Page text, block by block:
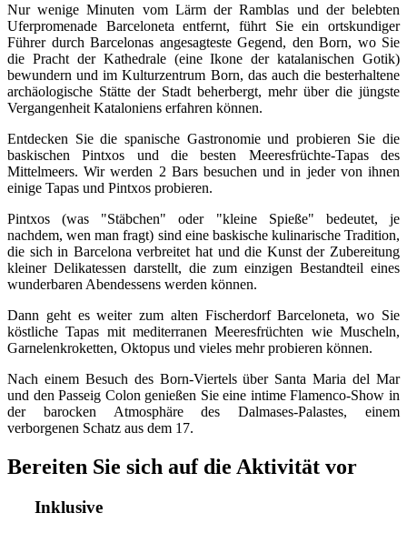
Nur wenige Minuten vom Lärm der Ramblas und der belebten
Uferpromenade Barceloneta entfernt, führt Sie ein ortskundiger
Führer durch Barcelonas angesagteste Gegend, den Born, wo Sie
die Pracht der Kathedrale (eine Ikone der katalanischen Gotik)
bewundern und im Kulturzentrum Born, das auch die besterhaltene
archäologische Stätte der Stadt beherbergt, mehr über die jüngste
Vergangenheit Kataloniens erfahren können.
Entdecken Sie die spanische Gastronomie und probieren Sie die
baskischen Pintxos und die besten Meeresfrüchte-Tapas des
Mittelmeers. Wir werden 2 Bars besuchen und in jeder von ihnen
einige Tapas und Pintxos probieren.
Pintxos (was "Stäbchen" oder "kleine Spieße" bedeutet, je
nachdem, wen man fragt) sind eine baskische kulinarische Tradition,
die sich in Barcelona verbreitet hat und die Kunst der Zubereitung
kleiner Delikatessen darstellt, die zum einzigen Bestandteil eines
wunderbaren Abendessens werden können.
Dann geht es weiter zum alten Fischerdorf Barceloneta, wo Sie
köstliche Tapas mit mediterranen Meeresfrüchten wie Muscheln,
Garnelenkroketten, Oktopus und vieles mehr probieren können.
Nach einem Besuch des Born-Viertels über Santa Maria del Mar
und den Passeig Colon genießen Sie eine intime Flamenco-Show in
der barocken Atmosphäre des Dalmases-Palastes, einem
verborgenen Schatz aus dem 17.
Bereiten Sie sich auf die Aktivität vor
Inklusive